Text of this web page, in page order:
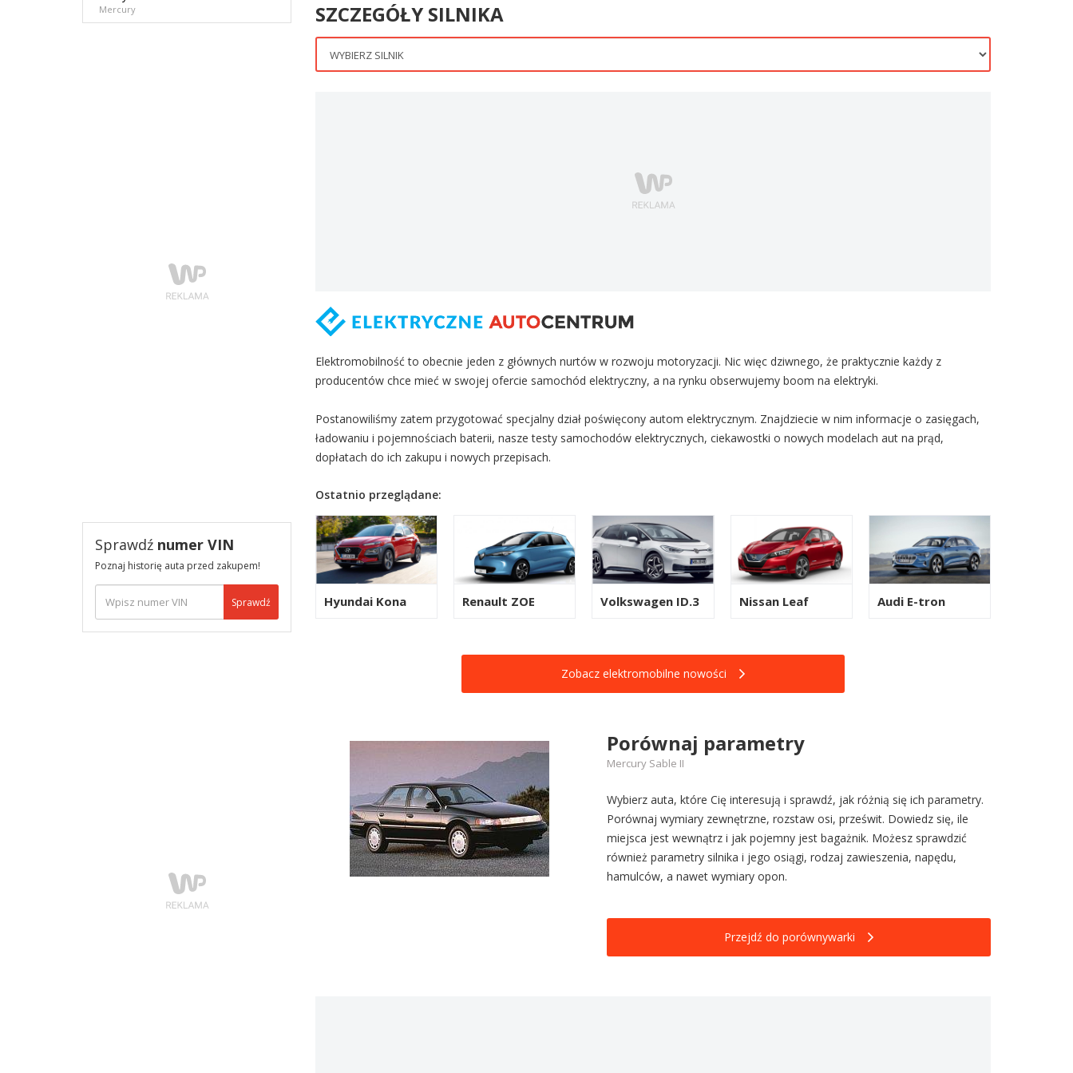
SZCZEGÓŁY SILNIKA
Elektromobilność to obecnie jeden z głównych nurtów w rozwoju motoryzacji. Nic więc dziwnego, że praktycznie każdy z
producentów chce mieć w swojej ofercie samochód elektryczny, a na rynku obserwujemy boom na elektryki.
Postanowiliśmy zatem przygotować specjalny dział poświęcony autom elektrycznym. Znajdziecie w nim informacje o zasięgach,
ładowaniu i pojemnościach baterii, nasze testy samochodów elektrycznych, ciekawostki o nowych modelach aut na prąd,
dopłatach do ich zakupu i nowych przepisach.
Ostatnio przeglądane:
Hyundai Kona Renault ZOE Volkswagen ID.3 Nissan Leaf Audi E-tron
Zobacz elektromobilne nowości
Porównaj parametry
Mercury Sable II
Wybierz auta, które Cię interesują i sprawdź, jak różnią się ich parametry.
Porównaj wymiary zewnętrzne, rozstaw osi, prześwit. Dowiedz się, ile
miejsca jest wewnątrz i jak pojemny jest bagażnik. Możesz sprawdzić
również parametry silnika i jego osiągi, rodzaj zawieszenia, napędu,
hamulców, a nawet wymiary opon.
Przejdź do porównywarki
Mercury
Sprawdź numer VIN
Poznaj historię auta przed zakupem!
Sprawdź